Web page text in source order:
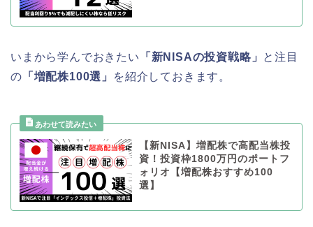
いまから学んでおきたい 「新NISAの投資戦略」 と注目
の 「増配株100選」 を紹介しておきます。
【新NISA】増配株で高配当株投
資！投資枠1800万円のポートフ
ォリオ【増配株おすすめ100
選】